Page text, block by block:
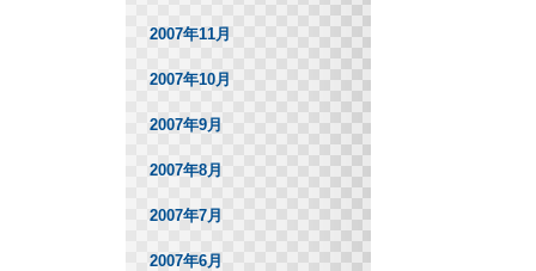
2007年11月
2007年10月
2007年9月
2007年8月
2007年7月
2007年6月